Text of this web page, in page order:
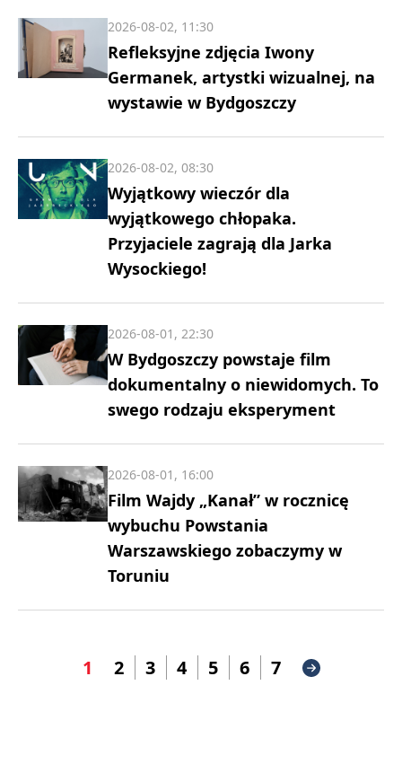
Refleksyjne zdjęcia Iwony
Germanek, artystki wizualnej, na
wystawie w Bydgoszczy
2026-08-02, 11:30
Wyjątkowy wieczór dla
wyjątkowego chłopaka.
Przyjaciele zagrają dla Jarka
Wysockiego!
2026-08-02, 08:30
W Bydgoszczy powstaje film
dokumentalny o niewidomych. To
swego rodzaju eksperyment
2026-08-01, 22:30
Film Wajdy „Kanał” w rocznicę
wybuchu Powstania
Warszawskiego zobaczymy w
Toruniu
2026-08-01, 16:00
1 2 3 4 5 6 7